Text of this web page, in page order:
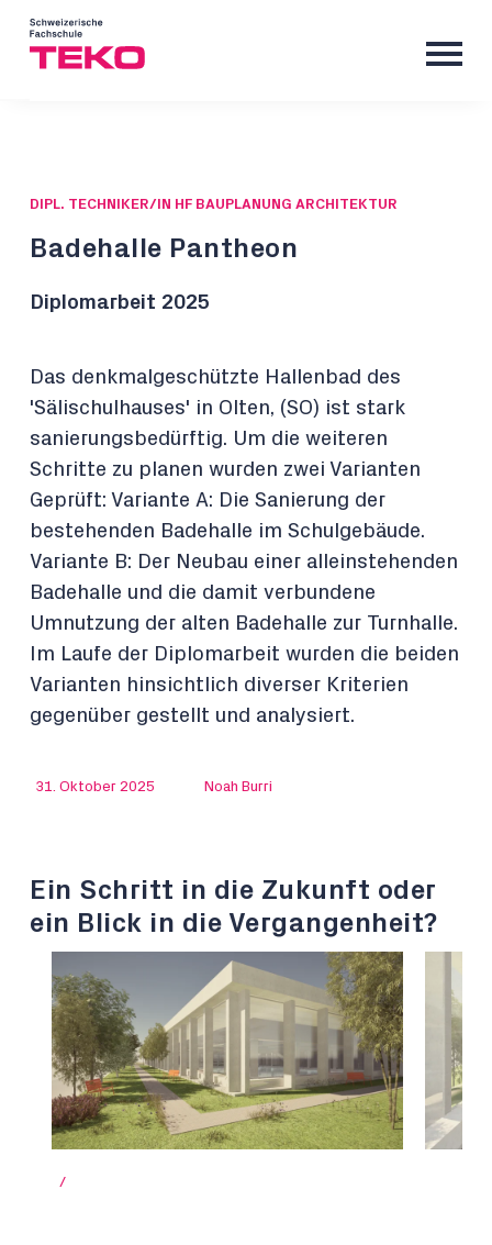
DIPL. TECHNIKER/IN HF BAUPLANUNG ARCHITEKTUR
Badehalle Pantheon
Diplomarbeit 2025
Das denkmalgeschützte Hallenbad des
'Sälischulhauses' in Olten, (SO) ist stark
sanierungsbedürftig. Um die weiteren
Schritte zu planen wurden zwei Varianten
Geprüft: Variante A: Die Sanierung der
bestehenden Badehalle im Schulgebäude.
Variante B: Der Neubau einer alleinstehenden
Badehalle und die damit verbundene
Umnutzung der alten Badehalle zur Turnhalle.
Im Laufe der Diplomarbeit wurden die beiden
Varianten hinsichtlich diverser Kriterien
gegenüber gestellt und analysiert.
31. Oktober 2025 Noah Burri
Ein Schritt in die Zukunft oder
ein Blick in die Vergangenheit?
/